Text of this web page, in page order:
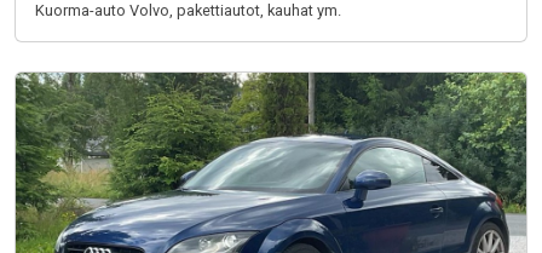
Kuorma-auto Volvo, pakettiautot, kauhat ym.